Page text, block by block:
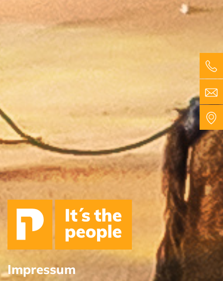
Impressum